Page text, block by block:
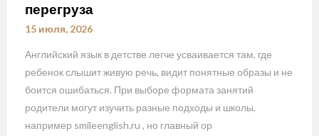
перегруза
15 июля, 2026
Английский язык в детстве легче усваивается там, где
ребенок слышит живую речь, видит понятные образы и не
боится ошибаться. При выборе формата занятий
родители могут изучить разные подходы и школы,
например smileenglish.ru , но главный ор